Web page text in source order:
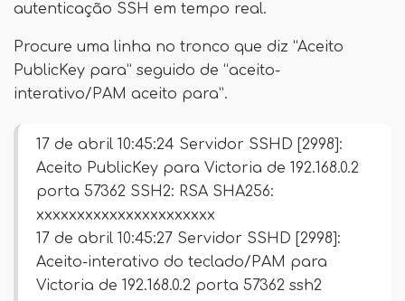
autenticação SSH em tempo real.
Procure uma linha no tronco que diz “Aceito
PublicKey para” seguido de “aceito-
interativo/PAM aceito para”.
17 de abril 10:45:24 Servidor SSHD [2998]:
Aceito PublicKey para Victoria de 192.168.0.2
porta 57362 SSH2: RSA SHA256:
xxxxxxxxxxxxxxxxxxxxxx
17 de abril 10:45:27 Servidor SSHD [2998]:
Aceito-interativo do teclado/PAM para
Victoria de 192.168.0.2 porta 57362 ssh2